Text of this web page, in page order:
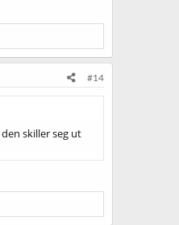
#14
skiller seg ut